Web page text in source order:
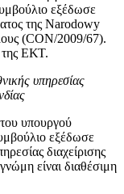
εξέδωσε
της Narodowy
(CON/2009/67).
της ΕΚΤ.
υπηρεσίας
υπουργού
εξέδωσε
διαχείρισης
είναι διαθέσιμη